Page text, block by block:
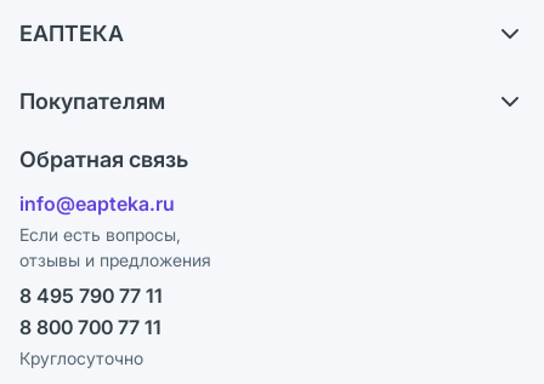
Обмен и возврат
Блог
ЕАПТЕКА
Карьера
Поставщики
Лицензия
Реклама на сайте
Ваши товары на ЕАПТЕКЕ
СМИ о нас
Покупателям
Программа СберСпасибо
Политика конфиденциальности
Пользовательское соглашение
Политика рекомендаций
Обратная связь
info@eapteka.ru
Если есть вопросы,
отзывы и предложения
8 495 790 77 11
8 800 700 77 11
Круглосуточно